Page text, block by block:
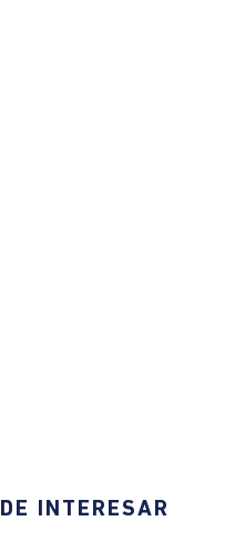
INTERESAR